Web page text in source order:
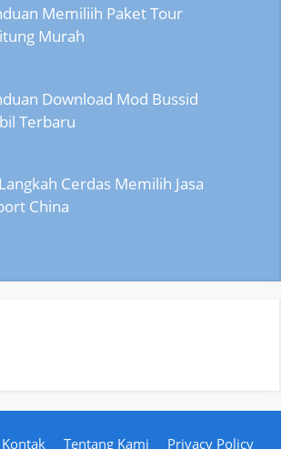
Memiliih Paket Tour
Murah
Download Mod Bussid
Terbaru
Cerdas Memilih Jasa
China
Kontak Tentang Kami Privacy Policy